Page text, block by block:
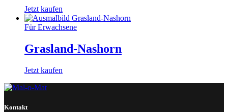
Jetzt kaufen
Für Erwachsene
Grasland-Nashorn
Jetzt kaufen
Kontakt